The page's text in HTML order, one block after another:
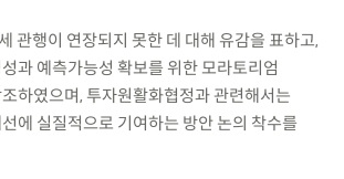
관행이 연장되지 못한 데 대해 유감을 표하고,
과 예측가능성 확보를 위한 모라토리엄
하였으며, 투자원활화협정과 관련해서는
에 실질적으로 기여하는 방안 논의 착수를